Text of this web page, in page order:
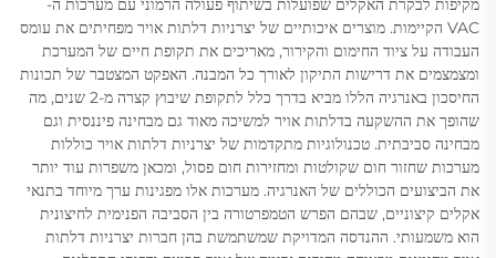
מקיפות לבקרת האקלים שפועלות בשיתוף פעולה הרמוני עם מערכות ה-
VAC הקיימות. מוצרים איכותיים של יצרניות דלתות אויר מפחיתים את עומס
העבודה על ציוד החימום והקירור, מאריכים את תקופת חיים של המערכת
ומצמצמים את דרישות התיקון לאורך כל המבנה. האפקט המצטבר של תכונות
החיסכון באנרגיה הללו מביא בדרך כלל לתקופת שיבוץ קצרה מ-2 שנים, מה
שהופך את ההשקעה בדלתות אויר למשיכה מאוד גם מבחינה פיננסית וגם
מבחינה סביבתית. טכנולוגיות מתקדמות של יצרניות דלתות אויר כוללות
מערכות שחזור חום שקולטות ומחזירות חום פסול, ומכאן משפרות עוד יותר
את הביצועים הכוללים של האנרגיה. מערכות אלו מפגינות ערך מיוחד בתנאי
אקלים קיצוניים, שבהם הפרש הטמפרטורה בין הסביבה הפנימית לחיצונית
הוא משמעותי. ההנדסה המדויקת שמשתמשת בהן חברות יצרניות דלתות